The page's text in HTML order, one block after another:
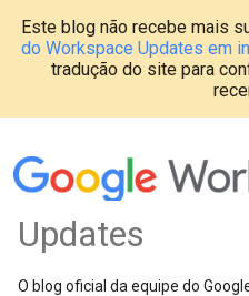
Este blog não recebe mais
do Workspace Updates em
tradução do site para
Updates
O blog oficial da equipe do